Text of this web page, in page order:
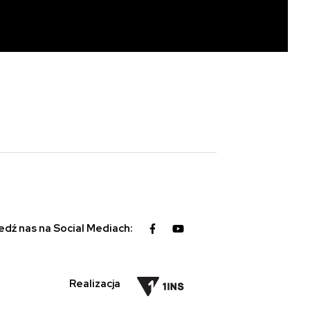
nas na Social Mediach:
Realizacja